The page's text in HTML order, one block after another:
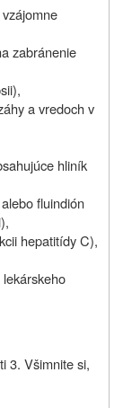
zabránenie
a vredoch v
hliník
fluindión
hepatitídy C),
3. Všimnite si,